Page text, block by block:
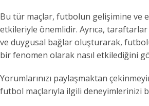
Bu tür maçlar, futbolun gelişimine ve
etkileriyle önemlidir. Ayrıca,
ve duygusal bağlar oluşturarak,
bir fenomen olarak nasıl etkilediğini
Yorumlarınızı paylaşmaktan
futbol maçlarıyla ilgili deneyimlerinizi